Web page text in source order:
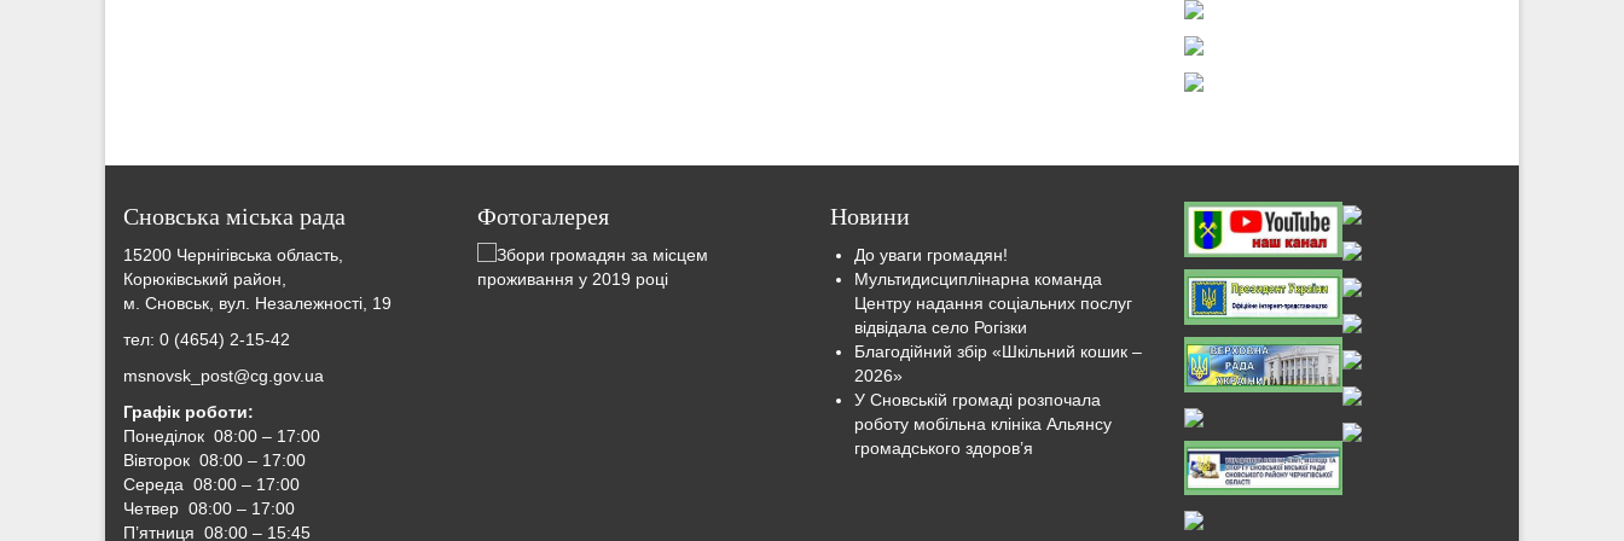
Сновська міська рада
15200 Чернігівська область,
Корюківський район,
м. Сновськ, вул. Незалежності, 19
тел: 0 (4654) 2-15-42
msnovsk_post@cg.gov.ua
Графік роботи:
Понеділок 08:00 – 17:00
Вівторок 08:00 – 17:00
Середа 08:00 – 17:00
Четвер 08:00 – 17:00
П’ятниця 08:00 – 15:45
Фотогалерея Новини
До уваги громадян!
Мультидисциплінарна команда
Центру надання соціальних послуг
відвідала село Рогізки
Благодійний збір «Шкільний кошик –
2026»
У Сновській громаді розпочала
роботу мобільна клініка Альянсу
громадського здоров’я